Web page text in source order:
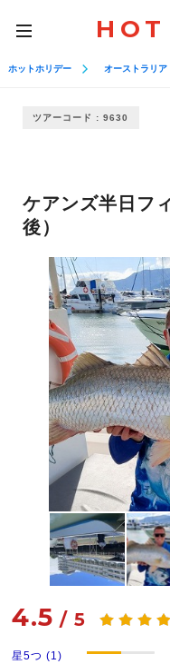
toggle
navigation
HOT
ホットホリデー オーストラリア
ツアーコード : 9630
ケアンズ半日フ
後）
4.5 /5
星5つ (1)